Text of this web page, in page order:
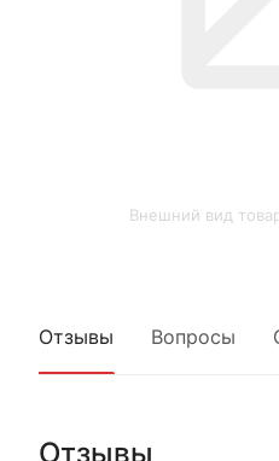
Внешний вид
Отзывы Вопросы
Отзывы